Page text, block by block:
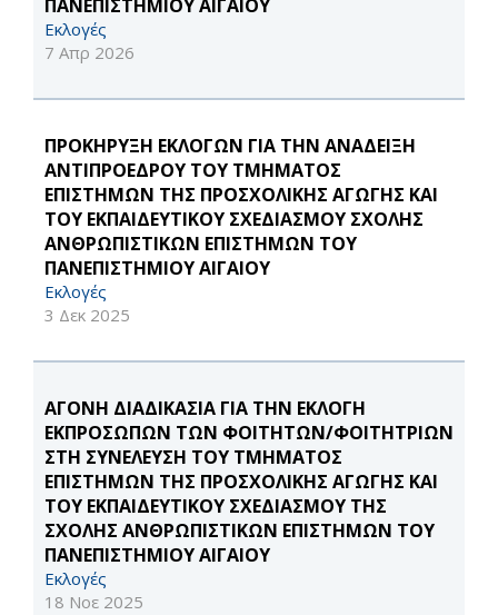
ΠΑΝΕΠΙΣΤΗΜΙΟΥ ΑΙΓΑΙΟΥ
Εκλογές
7 Απρ 2026
ΠΡΟΚΗΡΥΞΗ ΕΚΛΟΓΩΝ ΓΙΑ ΤΗΝ ΑΝΑΔΕΙΞΗ
ΑΝΤΙΠΡΟΕΔΡΟΥ ΤΟΥ ΤΜΗΜΑΤΟΣ
ΕΠΙΣΤΗΜΩΝ ΤΗΣ ΠΡΟΣΧΟΛΙΚΗΣ ΑΓΩΓΗΣ ΚΑΙ
ΤΟΥ ΕΚΠΑΙΔΕΥΤΙΚΟΥ ΣΧΕΔΙΑΣΜΟΥ ΣΧΟΛΗΣ
ΑΝΘΡΩΠΙΣΤΙΚΩΝ ΕΠΙΣΤΗΜΩΝ ΤΟΥ
ΠΑΝΕΠΙΣΤΗΜΙΟΥ ΑΙΓΑΙΟΥ
Εκλογές
3 Δεκ 2025
ΑΓΟΝΗ ΔΙΑΔΙΚΑΣΙΑ ΓΙΑ ΤΗΝ ΕΚΛΟΓΗ
ΕΚΠΡΟΣΩΠΩΝ ΤΩΝ ΦΟΙΤΗΤΩΝ/ΦΟΙΤΗΤΡΙΩΝ
ΣΤΗ ΣΥΝΕΛΕΥΣΗ ΤΟΥ ΤΜΗΜΑΤΟΣ
ΕΠΙΣΤΗΜΩΝ ΤΗΣ ΠΡΟΣΧΟΛΙΚΗΣ ΑΓΩΓΗΣ ΚΑΙ
ΤΟΥ ΕΚΠΑΙΔΕΥΤΙΚΟΥ ΣΧΕΔΙΑΣΜΟΥ ΤΗΣ
ΣΧΟΛΗΣ ΑΝΘΡΩΠΙΣΤΙΚΩΝ ΕΠΙΣΤΗΜΩΝ ΤΟΥ
ΠΑΝΕΠΙΣΤΗΜΙΟΥ ΑΙΓΑΙΟΥ
Εκλογές
18 Νοε 2025